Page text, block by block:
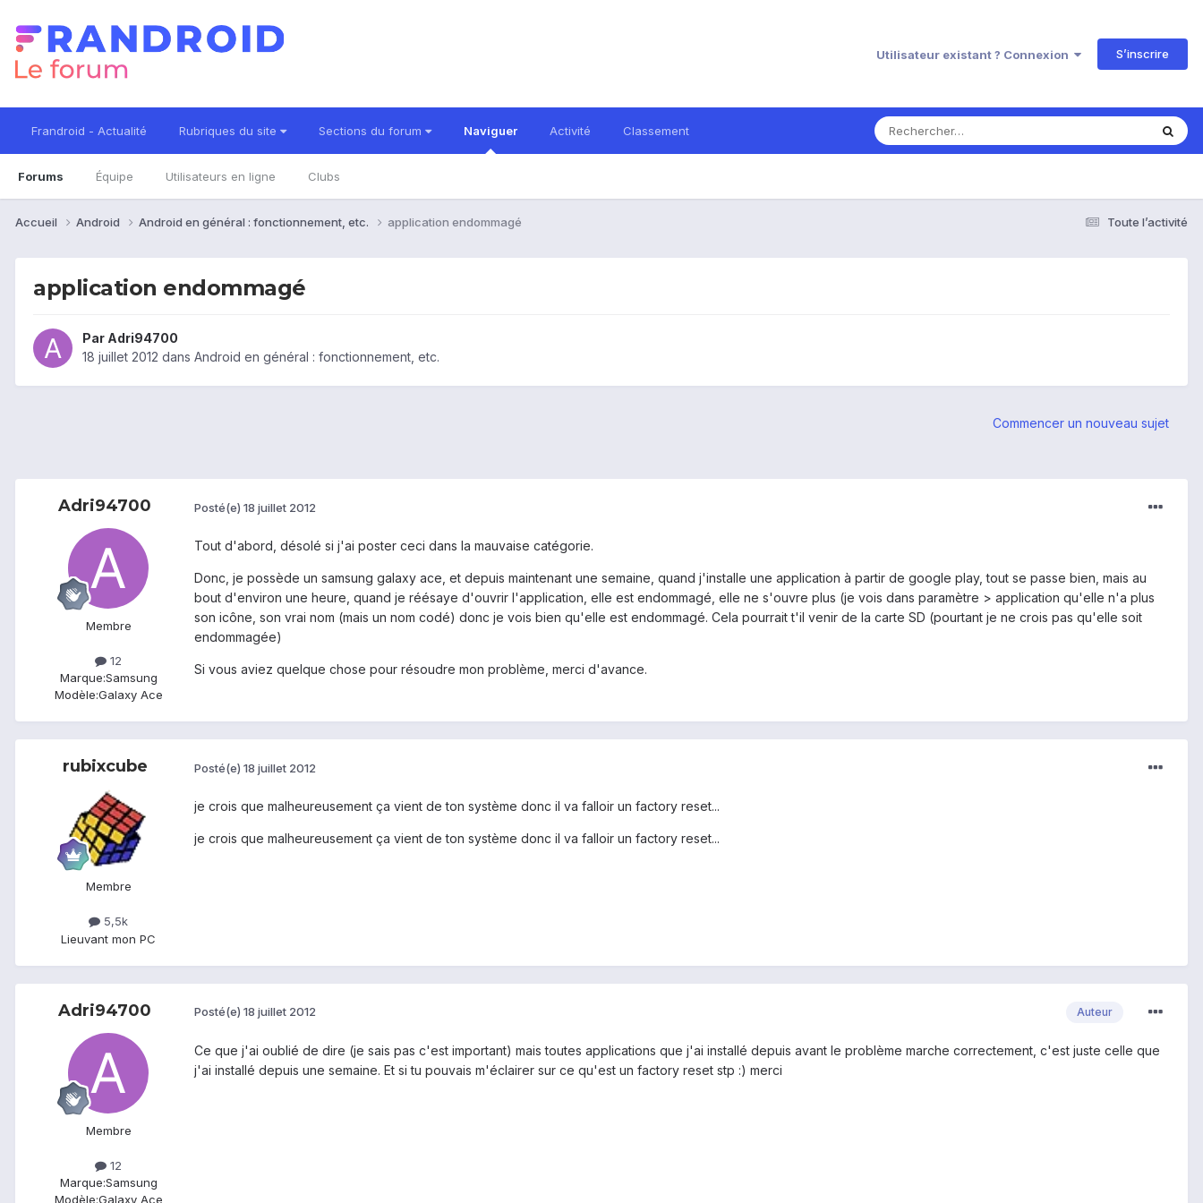
Utilisateur existant ? Connexion S’inscrire
Frandroid - Actualité Rubriques du site Sections du forum Naviguer
Forums Équipe Utilisateurs en ligne Clubs
Activité Classement
Toute l’activité
Accueil Android Android en général : fonctionnement, etc. application endommagé
application endommagé
Par Adri94700
18 juillet 2012 dans Android en général : fonctionnement, etc.
Commencer un nouveau sujet
Adri94700
Membre
12
Marque:Samsung
Modèle:Galaxy Ace
Posté(e) 18 juillet 2012
Tout d'abord, désolé si j'ai poster ceci dans la mauvaise catégorie.
Donc, je possède un samsung galaxy ace, et depuis maintenant une semaine, quand j'installe une application à partir de google play, tout se passe bien, mais au
bout d'environ une heure, quand je réésaye d'ouvrir l'application, elle est endommagé, elle ne s'ouvre plus (je vois dans paramètre > application qu'elle n'a plus
son icône, son vrai nom (mais un nom codé) donc je vois bien qu'elle est endommagé. Cela pourrait t'il venir de la carte SD (pourtant je ne crois pas qu'elle soit
endommagée)
Si vous aviez quelque chose pour résoudre mon problème, merci d'avance.
rubixcube
Membre
5,5k
Lieuvant mon PC
Posté(e) 18 juillet 2012
je crois que malheureusement ça vient de ton système donc il va falloir un factory reset...
je crois que malheureusement ça vient de ton système donc il va falloir un factory reset...
Adri94700
Membre
12
Marque:Samsung
Modèle:Galaxy Ace
Auteur
Posté(e) 18 juillet 2012
Ce que j'ai oublié de dire (je sais pas c'est important) mais toutes applications que j'ai installé depuis avant le problème marche correctement, c'est juste celle que
j'ai installé depuis une semaine. Et si tu pouvais m'éclairer sur ce qu'est un factory reset stp :) merci